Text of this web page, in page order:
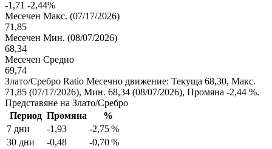
-1,71 -2,44%
Месечен Макс. (07/17/2026)
71,85
Месечен Мин. (08/07/2026)
68,34
Месечен Средно
69,74
Злато/Сребро Ratio Месечно движение: Текуща 68,30, Макс.
71,85 (07/17/2026), Мин. 68,34 (08/07/2026), Промяна -2,44 %.
Представяне на Злато/Сребро
Период Промяна
%
7 дни
-1,93
-2,75 %
30 дни
-0,48
-0,70 %